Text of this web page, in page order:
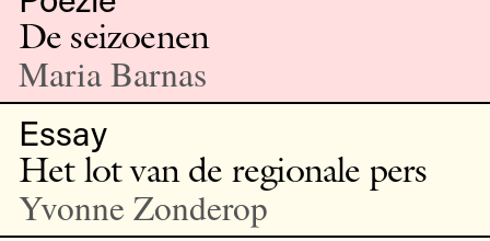
De seizoenen
Maria Barnas
Essay
Het lot van de regionale pers
Yvonne Zonderop